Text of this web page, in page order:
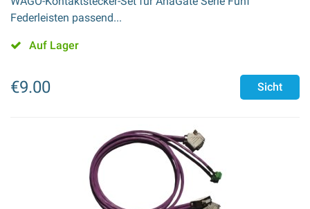
Federleisten passend...
Auf Lager
€9.00 Sicht